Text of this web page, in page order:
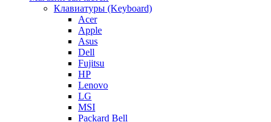
Клавиатуры (Keyboard)
Acer
Apple
Asus
Dell
Fujitsu
HP
Lenovo
LG
MSI
Packard Bell